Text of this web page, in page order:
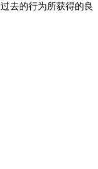
去的行为所获得的良